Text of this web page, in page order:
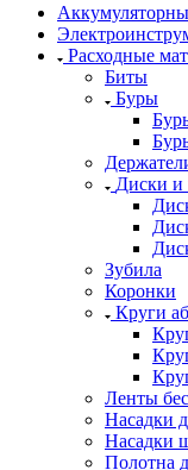
Расходные
Биты
Буры
Диски
Зубила
Коронки
Круги
Ленты
Насадки
Насадки
Полотна